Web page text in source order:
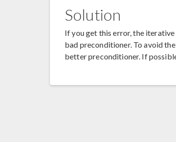
Solution
If you get this error, the
bad preconditioner. To avoid
better preconditioner. If